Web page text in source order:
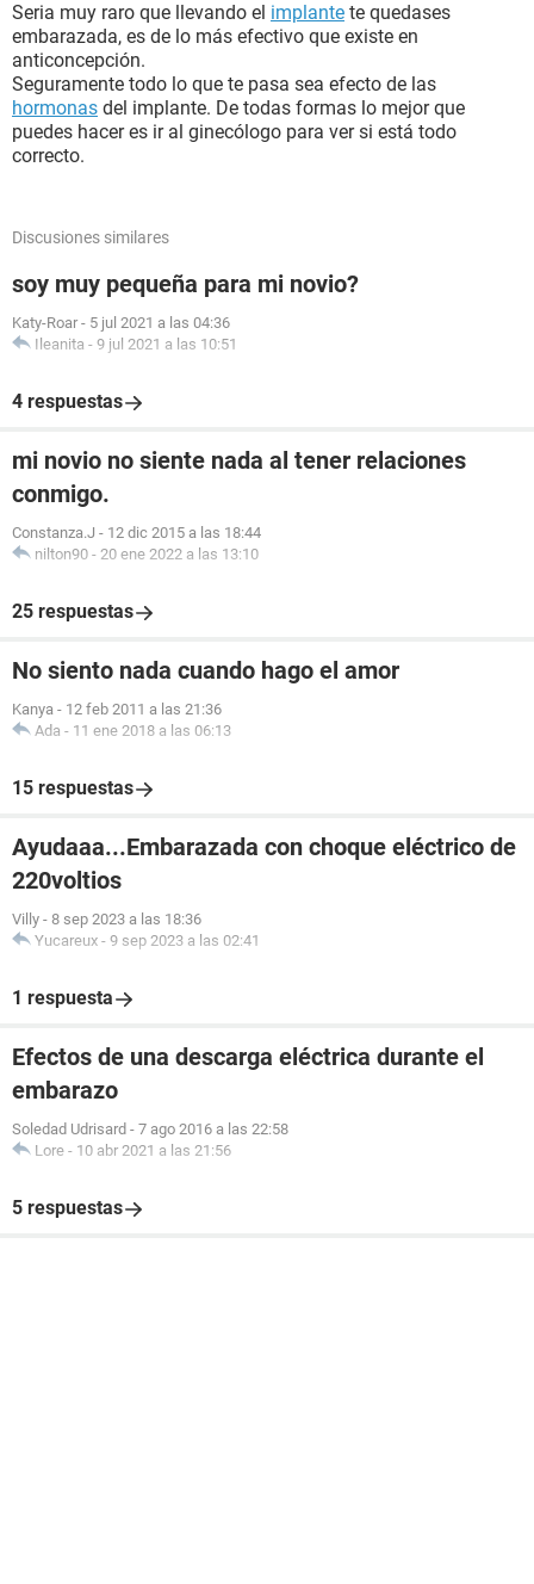
Seria muy raro que llevando el implante te quedases
embarazada, es de lo más efectivo que existe en
anticoncepción.
Seguramente todo lo que te pasa sea efecto de las
hormonas del implante. De todas formas lo mejor que
puedes hacer es ir al ginecólogo para ver si está todo
correcto.
Discusiones similares
soy muy pequeña para mi novio?
Katy-Roar - 5 jul 2021 a las 04:36
Ileanita - 9 jul 2021 a las 10:51
4 respuestas
mi novio no siente nada al tener relaciones
conmigo.
Constanza.J - 12 dic 2015 a las 18:44
nilton90 - 20 ene 2022 a las 13:10
25 respuestas
No siento nada cuando hago el amor
Kanya - 12 feb 2011 a las 21:36
Ada - 11 ene 2018 a las 06:13
15 respuestas
Ayudaaa...Embarazada con choque eléctrico de
220voltios
Villy - 8 sep 2023 a las 18:36
Yucareux - 9 sep 2023 a las 02:41
1 respuesta
Efectos de una descarga eléctrica durante el
embarazo
Soledad Udrisard - 7 ago 2016 a las 22:58
Lore - 10 abr 2021 a las 21:56
5 respuestas